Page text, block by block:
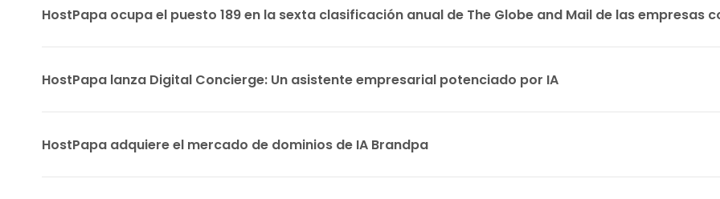
HostPapa ocupa el puesto 189 en la sexta clasificación anual de The Globe and Mail de las empresas
HostPapa lanza Digital Concierge: Un asistente empresarial potenciado por IA
HostPapa adquiere el mercado de dominios de IA Brandpa